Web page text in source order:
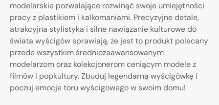
modelarskie pozwalające rozwinąć swoje umiejętności
pracy z plastikiem i kalkomaniami. Precyzyjne detale,
atrakcyjna stylistyka i silne nawiązanie kulturowe do
świata wyścigów sprawiają, że jest to produkt polecany
przede wszystkim średniozaawansowanym
modelarzom oraz kolekcjonerom ceniącym modele z
filmów i popkultury. Zbuduj legendarną wyścigówkę i
poczuj emocje toru wyścigowego w swoim domu!